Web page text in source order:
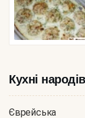
Кухні
Єврейська